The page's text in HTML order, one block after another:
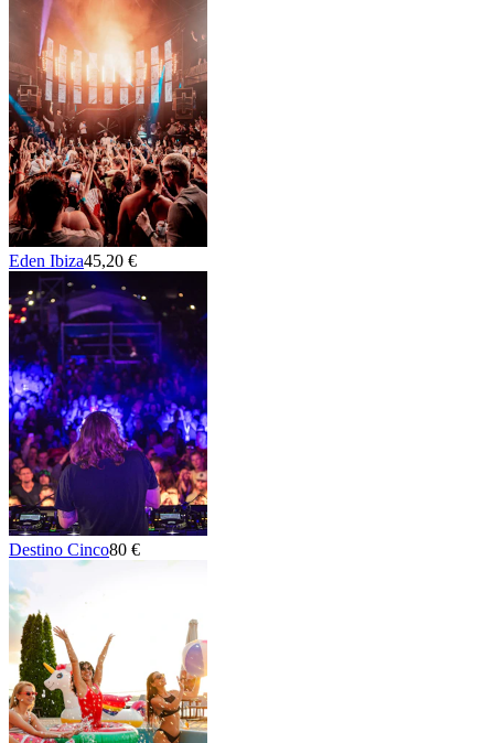
Eden Ibiza45,20 €
Destino Cinco80 €